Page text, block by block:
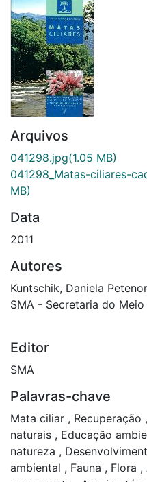
Repositório
Doações/Aquisições
Fale Conosco
Arquivos
041298.jpg(1.05 MB)
041298_Matas-ciliares-
MB)
Data
2011
Autores
Kuntschik, Daniela
SMA - Secretaria do
Editor
SMA
Palavras-chave
Mata ciliar , Recuperação ,
naturais , Educação
natureza ,
ambiental , Fauna , Flora ,